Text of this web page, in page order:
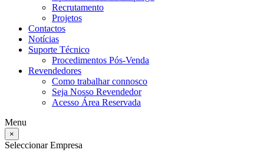
Recrutamento
Projetos
Contactos
Notícias
Suporte Técnico
Procedimentos Pós-Venda
Revendedores
Como trabalhar connosco
Seja Nosso Revendedor
Acesso Área Reservada
Menu
×
Seleccionar Empresa